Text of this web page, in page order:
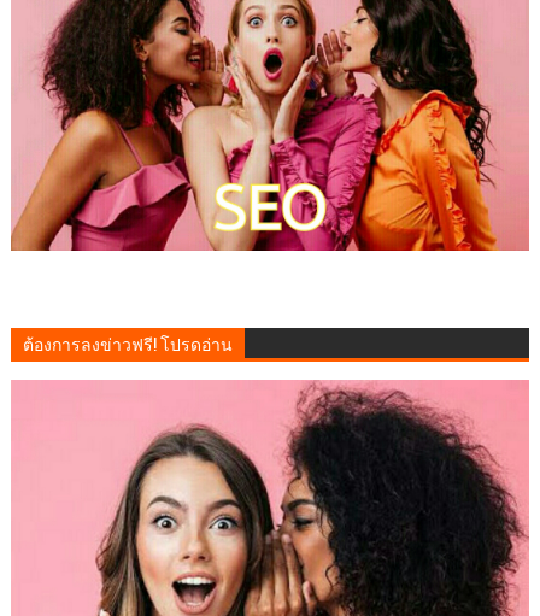
ต้องการลงข่าวฟรี! โปรดอ่าน